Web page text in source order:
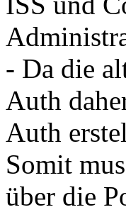
- Da die
Auth
Auth
Somit
über die